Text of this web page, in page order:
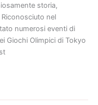
storia,
nel
numerosi eventi di
Giochi Olimpici di Tokyo